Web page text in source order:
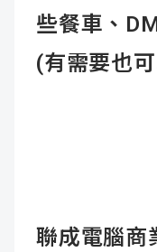
些餐車、
(有需要也
聯成電腦商